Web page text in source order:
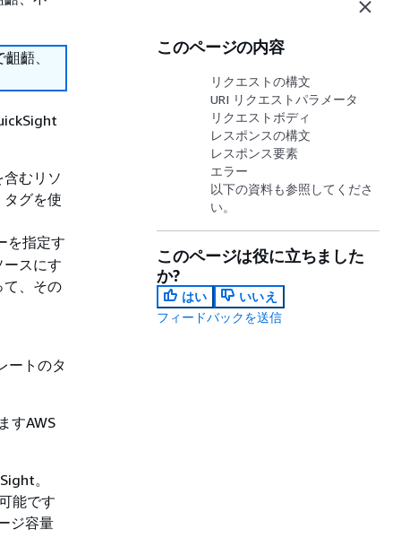
齬、
むリソ
グを使
を指定す
スにす
て、その
ートのタ
すAWS
。
能です
ジ容量
このページの内容
リクエストの構文
URI リクエストパラメータ
リクエストボディ
レスポンスの構文
レスポンス要素
エラー
以下の資料も参照してくださ
い。
このページは役に立ちました
か?
はい
いいえ
フィードバックを送信